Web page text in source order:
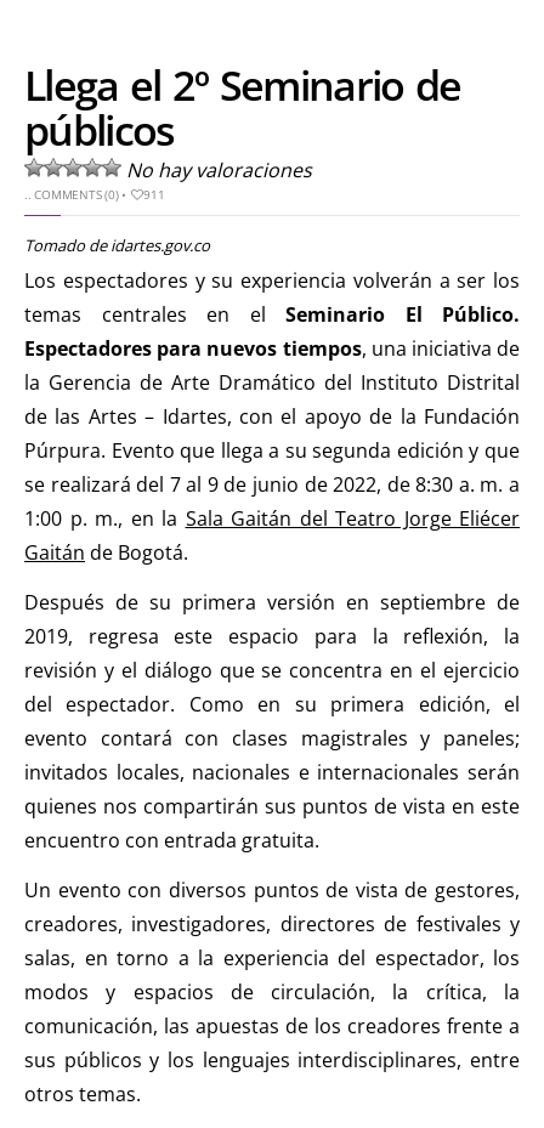
Llega el 2º Seminario de
públicos
No hay valoraciones
..COMMENTS (0)• 911
Tomado de idartes.gov.co
Los espectadores y su experiencia volverán a ser los
temas centrales en el Seminario El Público.
Espectadores para nuevos tiempos, una iniciativa de
la Gerencia de Arte Dramático del Instituto Distrital
de las Artes – Idartes, con el apoyo de la Fundación
Púrpura. Evento que llega a su segunda edición y que
se realizará del 7 al 9 de junio de 2022, de 8:30 a. m. a
1:00 p. m., en la Sala Gaitán del Teatro Jorge Eliécer
Gaitán de Bogotá.
Después de su primera versión en septiembre de
2019, regresa este espacio para la reflexión, la
revisión y el diálogo que se concentra en el ejercicio
del espectador. Como en su primera edición, el
evento contará con clases magistrales y paneles;
invitados locales, nacionales e internacionales serán
quienes nos compartirán sus puntos de vista en este
encuentro con entrada gratuita.
Un evento con diversos puntos de vista de gestores,
creadores, investigadores, directores de festivales y
salas, en torno a la experiencia del espectador, los
modos y espacios de circulación, la crítica, la
comunicación, las apuestas de los creadores frente a
sus públicos y los lenguajes interdisciplinares, entre
otros temas.